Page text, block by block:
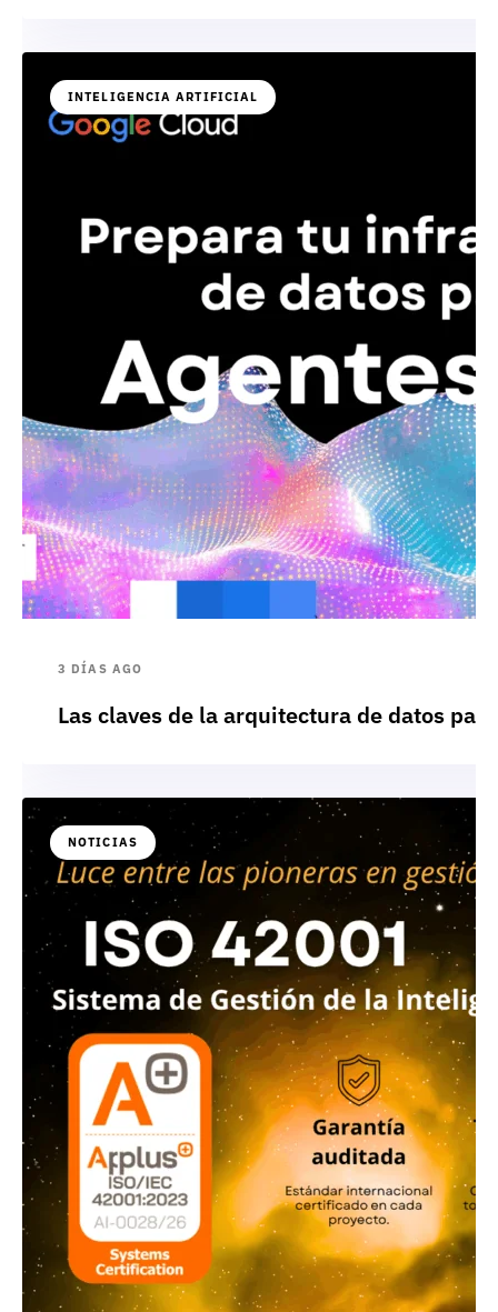
INTELIGENCIA ARTIFICIAL
3 DÍAS AGO
Las claves de la arquitectura de datos
NOTICIAS